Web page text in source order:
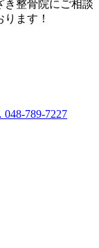
き整骨院にご相談
ます！
048-789-7227